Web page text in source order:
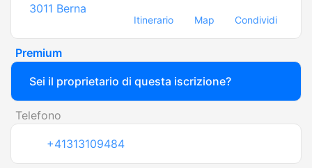
3011 Berna
Itinerario Map Condividi
Premium
Sei il proprietario di questa iscrizione?
Telefono
+41313109484